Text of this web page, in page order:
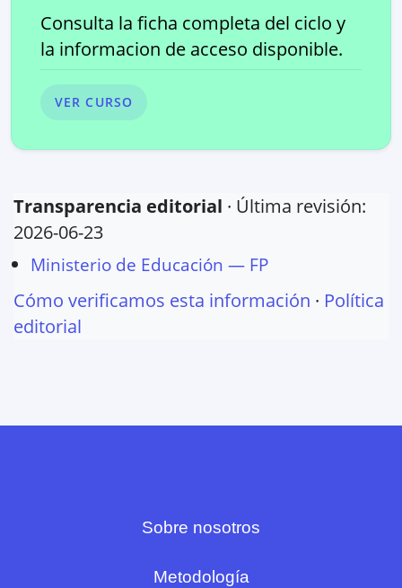
Consulta la ficha completa del ciclo y
la informacion de acceso disponible.
VER CURSO
Transparencia editorial · Última revisión:
2026-06-23
Ministerio de Educación — FP
Cómo verificamos esta información · Política
editorial
Sobre nosotros
Metodología